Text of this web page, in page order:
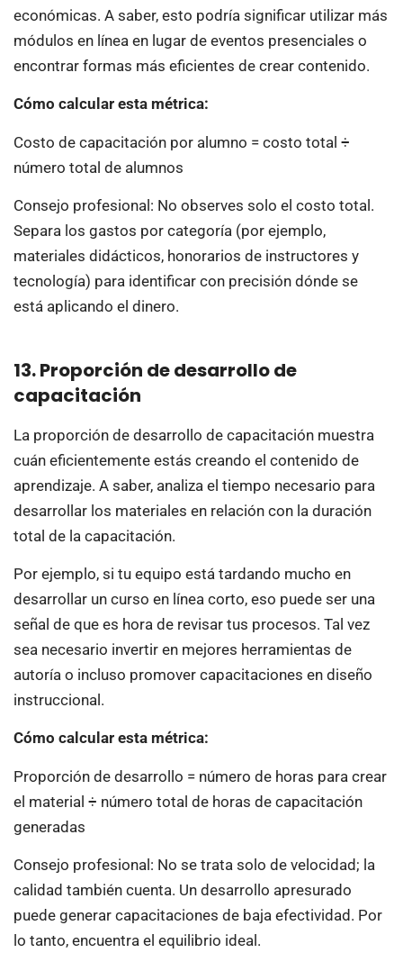
económicas. A saber, esto podría significar utilizar más
módulos en línea en lugar de eventos presenciales o
encontrar formas más eficientes de crear contenido.
Cómo calcular esta métrica:
Costo de capacitación por alumno = costo total ÷
número total de alumnos
Consejo profesional: No observes solo el costo total.
Separa los gastos por categoría (por ejemplo,
materiales didácticos, honorarios de instructores y
tecnología) para identificar con precisión dónde se
está aplicando el dinero.
13. Proporción de desarrollo de
capacitación
La proporción de desarrollo de capacitación muestra
cuán eficientemente estás creando el contenido de
aprendizaje. A saber, analiza el tiempo necesario para
desarrollar los materiales en relación con la duración
total de la capacitación.
Por ejemplo, si tu equipo está tardando mucho en
desarrollar un curso en línea corto, eso puede ser una
señal de que es hora de revisar tus procesos. Tal vez
sea necesario invertir en mejores herramientas de
autoría o incluso promover capacitaciones en diseño
instruccional.
Cómo calcular esta métrica:
Proporción de desarrollo = número de horas para crear
el material ÷ número total de horas de capacitación
generadas
Consejo profesional: No se trata solo de velocidad; la
calidad también cuenta. Un desarrollo apresurado
puede generar capacitaciones de baja efectividad. Por
lo tanto, encuentra el equilibrio ideal.